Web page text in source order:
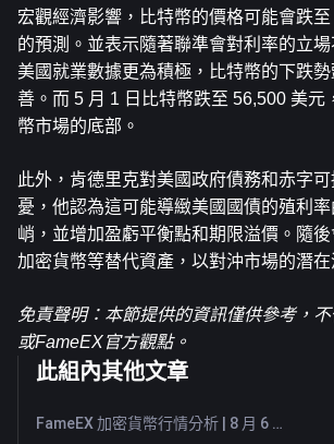
宏觀經濟影響，比特幣的價格可能會跌至
的預測。並表示隨著聯準會對利率的立
美國就業數據更為積極，比特幣的下跌
善。而 5 月 1 日比特幣跌至 56,500 美元
幣市場的底部。
此外，肯德里克對美國政府債務和赤字
憂，他認為這可能導緻美國國債的殖利
峭，並增加盈虧平衡點和期限溢價。隨
加密貨幣等替代資產，以對沖市場的潛在
免責聲明：本節提供的資訊僅供參考，
或FameEX官方觀點。
此組內其他文章
FameEX 加密貨幣行情分析 | 8 月 6 日, 2026